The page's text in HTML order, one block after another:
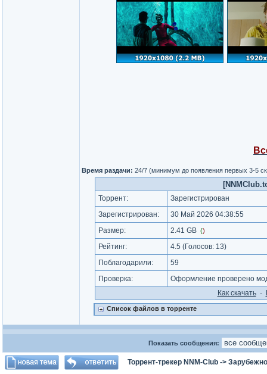
Время раздачи: 24/7 (минимум до появления первых 3-5
Торрент:
Зарегистрирован
Зарегистрирован:
30 Май 2026 04:38:55
Размер:
2.41 GB ()
Рейтинг: 4.5 (Голосов: 13)
Поблагодарили:
59
Проверка:
Оформление проверено
Как cкачать·
Список файлов в торренте
Показать сообщения:
Торрент-трекер NNM-Club ->